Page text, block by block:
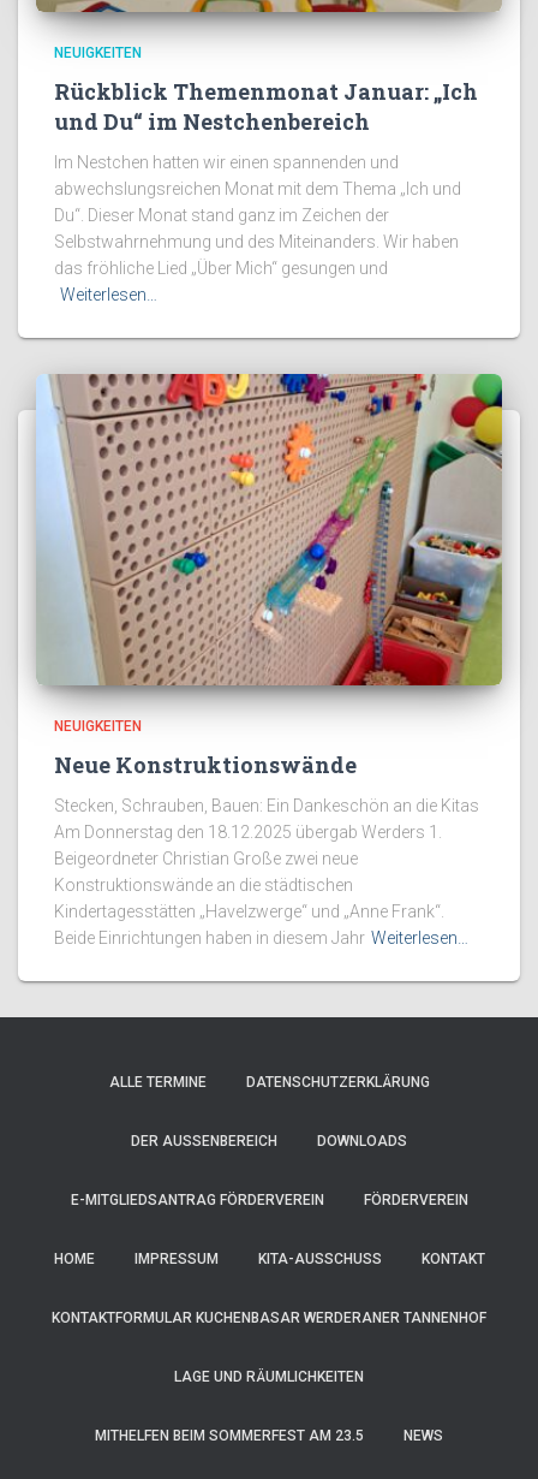
NEUIGKEITEN
Rückblick Themenmonat Januar: „Ich
und Du“ im Nestchenbereich
Im Nestchen hatten wir einen spannenden und
abwechslungsreichen Monat mit dem Thema „Ich und
Du“. Dieser Monat stand ganz im Zeichen der
Selbstwahrnehmung und des Miteinanders. Wir haben
das fröhliche Lied „Über Mich“ gesungen und
Weiterlesen…
NEUIGKEITEN
Neue Konstruktionswände
Stecken, Schrauben, Bauen: Ein Dankeschön an die Kitas
Am Donnerstag den 18.12.2025 übergab Werders 1.
Beigeordneter Christian Große zwei neue
Konstruktionswände an die städtischen
Kindertagesstätten „Havelzwerge“ und „Anne Frank“.
Beide Einrichtungen haben in diesem Jahr Weiterlesen…
ALLE TERMINE DATENSCHUTZERKLÄRUNG
DER AUSSENBEREICH DOWNLOADS
E-MITGLIEDSANTRAG FÖRDERVEREIN FÖRDERVEREIN
HOME IMPRESSUM KITA-AUSSCHUSS KONTAKT
KONTAKTFORMULAR KUCHENBASAR WERDERANER TANNENHOF
LAGE UND RÄUMLICHKEITEN
MITHELFEN BEIM SOMMERFEST AM 23.5 NEWS